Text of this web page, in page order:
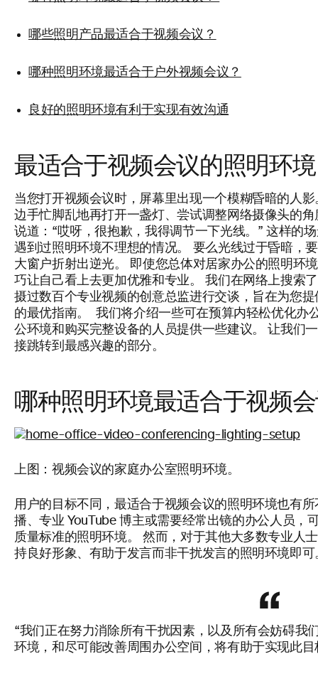
哪些照明产品最适合于视频会议？
哪种照明环境最适合于户外视频会议？
良好的照明环境有利于实现有效沟通
最适合于视频会议的照明环境
当您打开视频会议时，屏幕里出现一个模糊昏暗的人
边手忙脚乱地再打开一盏灯、尝试调整网络摄像头的
说道：“哎呀，很抱歉，我得调节一下光线。” 这样的
遇到过照明环境不理想的情况。 要么光线过于昏暗，
大窗户折射出逆光。 即使您总体对居家办公的照明环
巧让自己看上去更加优雅和专业。 我们在网络上搜索
摄过数百个专业视频的创意总监进行交谈，旨在为您
的最优指南。 我们将介绍一些可在预算内轻松优化办
公环境和购买完整设备的人员提供一些建议。 让我们
接跳转到最感兴趣的部分。
哪种照明环境最适合于视频
上图：视频会议的家庭办公室照明环境。
用户的目标不同，最适合于视频会议的照明环境也有
播、专业 YouTube 博主或需要经常出镜的办公人员，
质量标准的照明环境。 然而，对于其他大多数专业人
持良好形象、有助于发言而非干扰发言的照明环境即可
“我们正在努力消除所有干扰因素，以及所有会妨碍我
环境，和尽可能改善周围办公空间，将有助于实现此